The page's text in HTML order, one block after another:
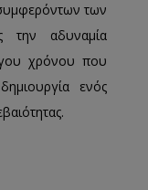
των
την αδυναμία
χρόνου που
ενός